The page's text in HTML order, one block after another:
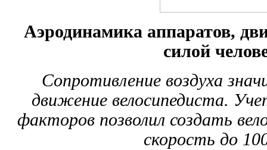
Аэродинамика аппаратов,
силой
Сопротивление воздуха
движение велосипедиста.
факторов позволил создать
скорость до